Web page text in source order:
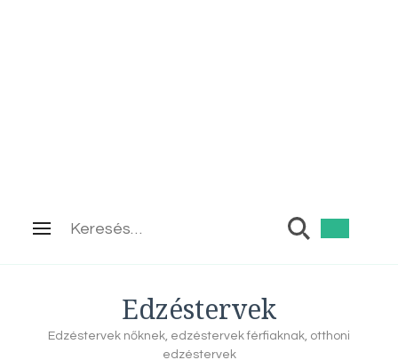
Keresés:
Edzéstervek
Edzéstervek nőknek, edzéstervek férfiaknak, otthoni
edzéstervek